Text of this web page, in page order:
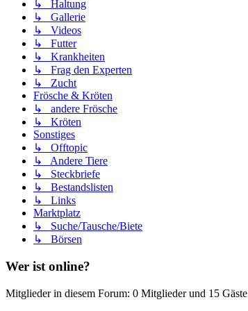
↳ Haltung
↳ Gallerie
↳ Videos
↳ Futter
↳ Krankheiten
↳ Frag den Experten
↳ Zucht
Frösche & Kröten
↳ andere Frösche
↳ Kröten
Sonstiges
↳ Offtopic
↳ Andere Tiere
↳ Steckbriefe
↳ Bestandslisten
↳ Links
Marktplatz
↳ Suche/Tausche/Biete
↳ Börsen
Wer ist online?
Mitglieder in diesem Forum: 0 Mitglieder und 15 Gäste